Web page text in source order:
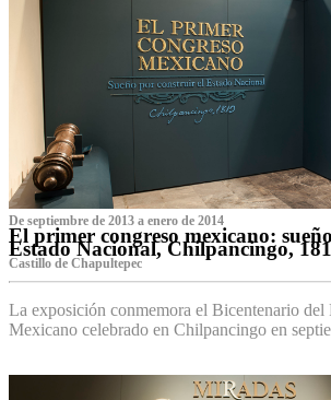
De septiembre de 2013 a enero de 2014
El primer congreso mexicano:
Estado Nacional, Chilpancingo,
Castillo de Chapultepec
La exposición conmemora el Bicentenario del
Mexicano celebrado en Chilpancingo en